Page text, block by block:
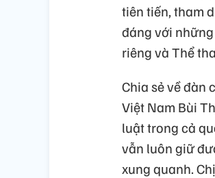
tiên tiến, tham
đáng với
riêng và Thể
Chia sẻ về đàn
Việt Nam Bùi
luật trong cả
vẫn luôn giữ
xung quanh.